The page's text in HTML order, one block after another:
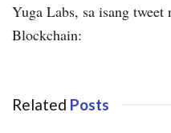
Yuga Labs, sa isang
Blockchain:
Related Posts